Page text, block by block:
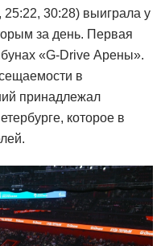
30:28) выиграла у
за день. Первая
«G-Drive Арены».
в
принадлежал
которое в